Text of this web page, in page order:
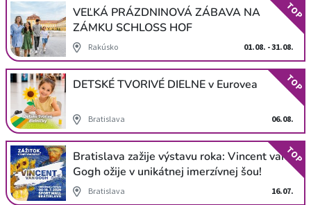
VEĽKÁ PRÁZDNINOVÁ ZÁBAVA NA
ZÁMKU SCHLOSS HOF
Rakúsko 01.08. - 31.08.
TOP
DETSKÉ TVORIVÉ DIELNE v Eurovea
Bratislava 06.08.
TOP
Bratislava zažije výstavu roka: Vincent van
Gogh ožije v unikátnej imerzívnej šou!
Bratislava 16.07.
TOP